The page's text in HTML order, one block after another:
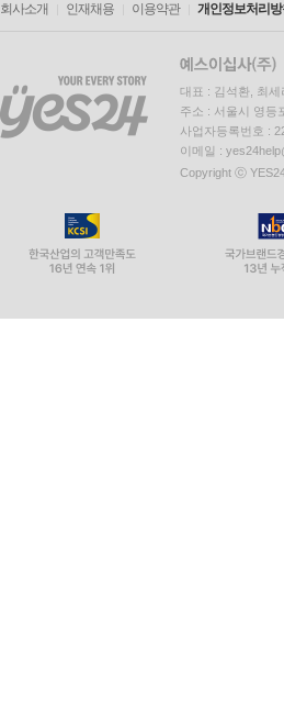
회사소개 인재채용 이용약관 개인정보처리방
대표 : 김석환, 최세
주소 : 서울시 영등
사업자등록번호 :
이메일 :
Copyright ⓒ